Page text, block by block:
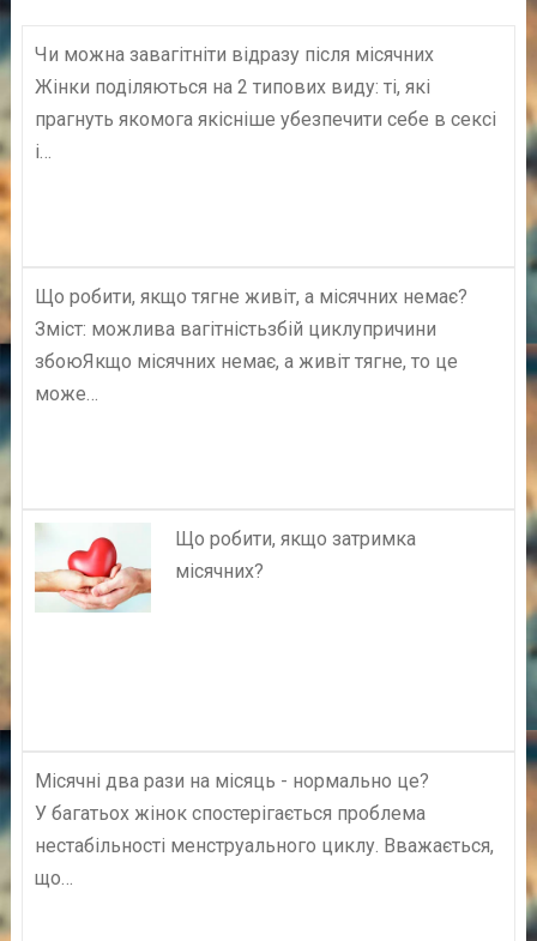
Чи можна завагітніти відразу після місячних
Жінки поділяються на 2 типових виду: ті, які
прагнуть якомога якісніше убезпечити себе в сексі
і…
Що робити, якщо тягне живіт, а місячних немає?
Зміст: можлива вагітністьзбій циклупричини
збоюЯкщо місячних немає, а живіт тягне, то це
може…
Що робити, якщо затримка
місячних?
Місячні два рази на місяць - нормально це?
У багатьох жінок спостерігається проблема
нестабільності менструального циклу. Вважається,
що…